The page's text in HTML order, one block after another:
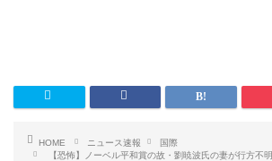
HOME ニュース速報
国際
【恐怖】ノーベル平和賞の故・劉暁波氏の妻が行方不明